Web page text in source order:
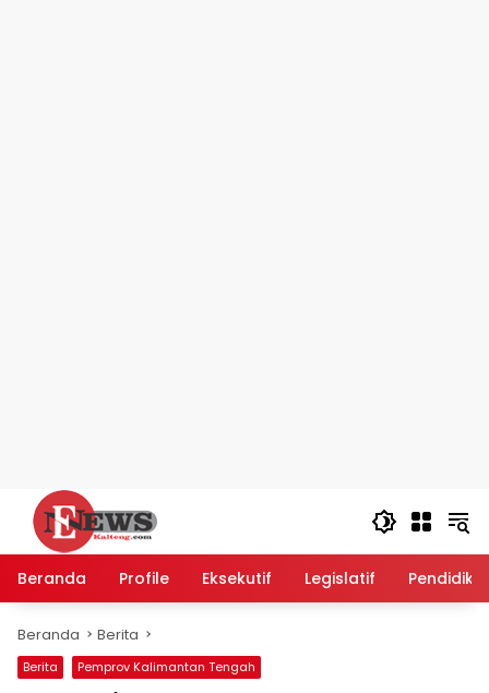
Langsung
konten
Beranda
Profile Eksekutif Legislatif
Beranda Berita
Berita Pemprov Kalimantan Tengah